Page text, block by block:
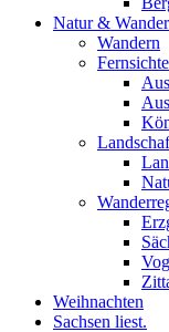
Natur &
Wandern
Weihnachten
Sachsen liest.